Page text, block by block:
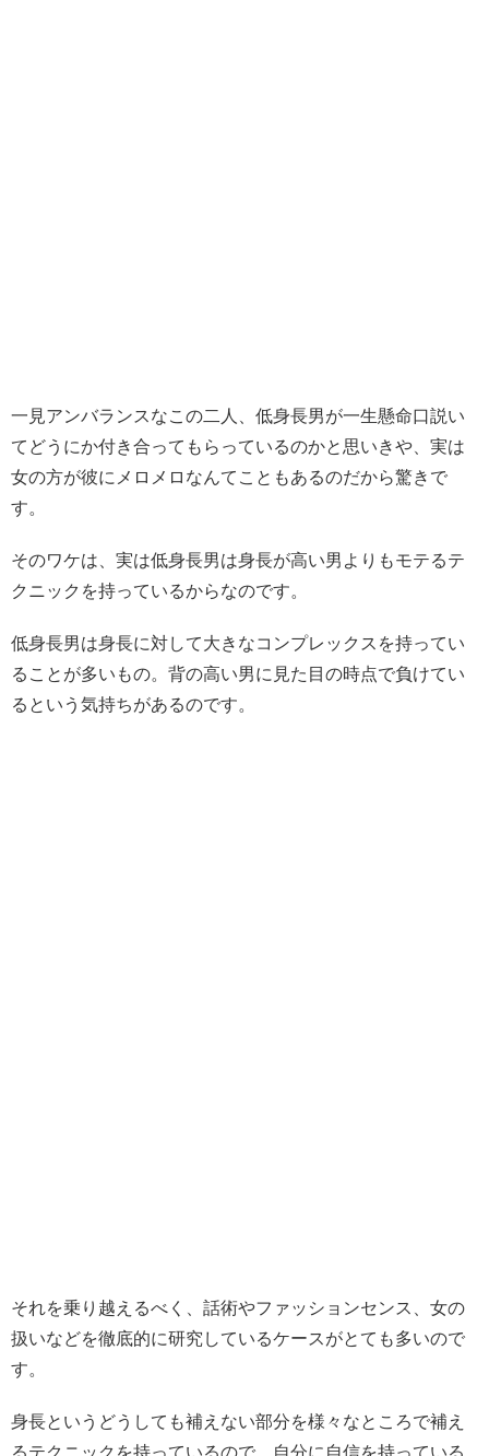
一見アンバランスなこの二人、低身長男が一生懸命口説い
てどうにか付き合ってもらっているのかと思いきや、実は
女の方が彼にメロメロなんてこともあるのだから驚きで
す。
そのワケは、実は低身長男は身長が高い男よりもモテるテ
クニックを持っているからなのです。
低身長男は身長に対して大きなコンプレックスを持ってい
ることが多いもの。背の高い男に見た目の時点で負けてい
るという気持ちがあるのです。
それを乗り越えるべく、話術やファッションセンス、女の
扱いなどを徹底的に研究しているケースがとても多いので
す。
身長というどうしても補えない部分を様々なところで補え
るテクニックを持っているので、自分に自信を持っている